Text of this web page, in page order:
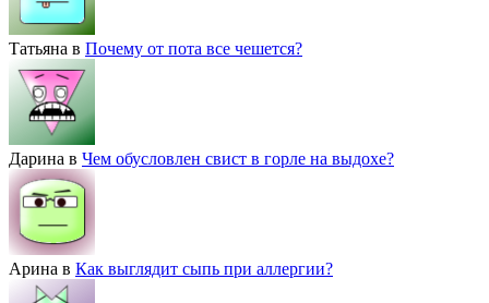
Татьяна в Почему от пота все чешется?
Дарина в Чем обусловлен свист в горле на выдохе?
Арина в Как выглядит сыпь при аллергии?